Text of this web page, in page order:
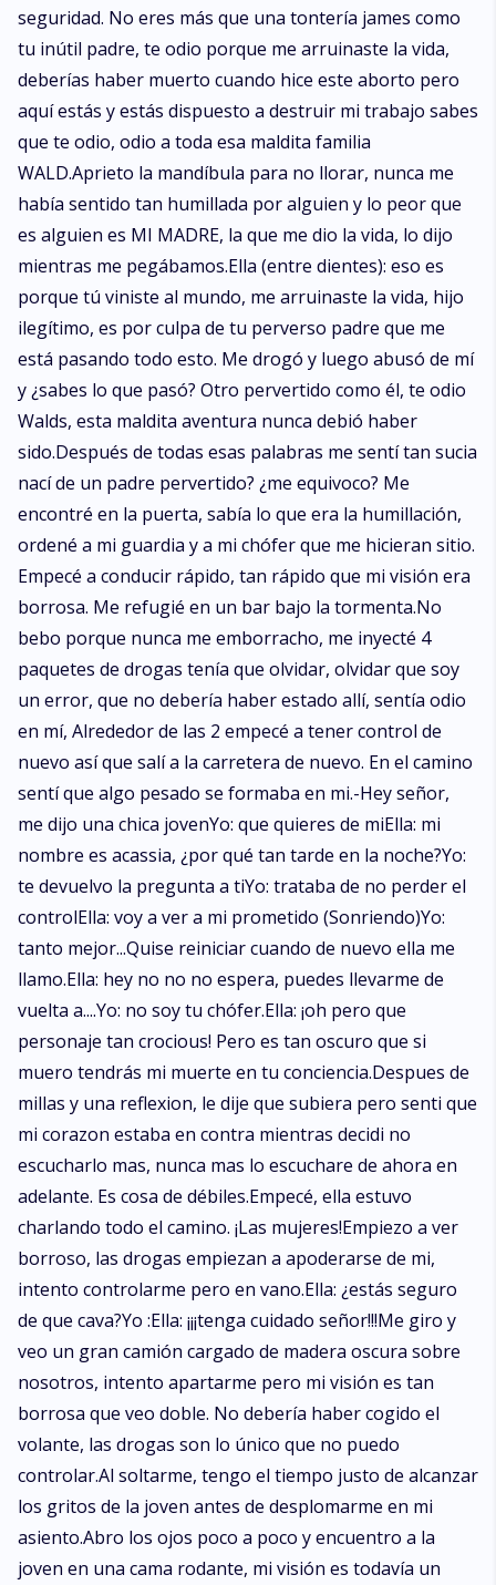
seguridad. No eres más que una tontería james como
tu inútil padre, te odio porque me arruinaste la vida,
deberías haber muerto cuando hice este aborto pero
aquí estás y estás dispuesto a destruir mi trabajo sabes
que te odio, odio a toda esa maldita familia
WALD.Aprieto la mandíbula para no llorar, nunca me
había sentido tan humillada por alguien y lo peor que
es alguien es MI MADRE, la que me dio la vida, lo dijo
mientras me pegábamos.Ella (entre dientes): eso es
porque tú viniste al mundo, me arruinaste la vida, hijo
ilegítimo, es por culpa de tu perverso padre que me
está pasando todo esto. Me drogó y luego abusó de mí
y ¿sabes lo que pasó? Otro pervertido como él, te odio
Walds, esta maldita aventura nunca debió haber
sido.Después de todas esas palabras me sentí tan sucia
nací de un padre pervertido? ¿me equivoco? Me
encontré en la puerta, sabía lo que era la humillación,
ordené a mi guardia y a mi chófer que me hicieran sitio.
Empecé a conducir rápido, tan rápido que mi visión era
borrosa. Me refugié en un bar bajo la tormenta.No
bebo porque nunca me emborracho, me inyecté 4
paquetes de drogas tenía que olvidar, olvidar que soy
un error, que no debería haber estado allí, sentía odio
en mí, Alrededor de las 2 empecé a tener control de
nuevo así que salí a la carretera de nuevo. En el camino
sentí que algo pesado se formaba en mi.-Hey señor,
me dijo una chica jovenYo: que quieres de miElla: mi
nombre es acassia, ¿por qué tan tarde en la noche?Yo:
te devuelvo la pregunta a tiYo: trataba de no perder el
controlElla: voy a ver a mi prometido (Sonriendo)Yo:
tanto mejor...Quise reiniciar cuando de nuevo ella me
llamo.Ella: hey no no no espera, puedes llevarme de
vuelta a....Yo: no soy tu chófer.Ella: ¡oh pero que
personaje tan crocious! Pero es tan oscuro que si
muero tendrás mi muerte en tu conciencia.Despues de
millas y una reflexion, le dije que subiera pero senti que
mi corazon estaba en contra mientras decidi no
escucharlo mas, nunca mas lo escuchare de ahora en
adelante. Es cosa de débiles.Empecé, ella estuvo
charlando todo el camino. ¡Las mujeres!Empiezo a ver
borroso, las drogas empiezan a apoderarse de mi,
intento controlarme pero en vano.Ella: ¿estás seguro
de que cava?Yo :Ella: ¡¡¡tenga cuidado señor!!!Me giro y
veo un gran camión cargado de madera oscura sobre
nosotros, intento apartarme pero mi visión es tan
borrosa que veo doble. No debería haber cogido el
volante, las drogas son lo único que no puedo
controlar.Al soltarme, tengo el tiempo justo de alcanzar
los gritos de la joven antes de desplomarme en mi
asiento.Abro los ojos poco a poco y encuentro a la
joven en una cama rodante, mi visión es todavía un